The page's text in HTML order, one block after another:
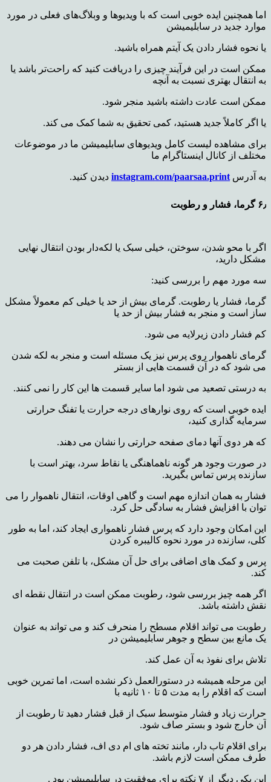
اما همچنین ایده خوبی است که با ویدیوها و وبلاگ‌های فعلی در مورد
موارد جدید در سابلیمیشن
یا نحوه فشار دادن یک آیتم همراه باشید.
ممکن است در این فرآیند چیزی را دریافت کنید که راحت‌تر باشد یا
به انتقال بهتری نسبت به آنچه
ممکن است عادت داشته باشید منجر شود.
یا اگر کاملاً جدید هستید، کمی تحقیق به شما کمک می کند.
برای مشاهده لیست کامل ویدیوهای سابلیمیشن ما در موضوعات
مختلف از کانال اینستاگرام ما
به آدرس instagram.com/paarsaa.print دیدن کنید.
۶٫ گرما، فشار و رطوبت
اگر با محو شدن، سوختن، خیلی سبک یا لکه‌دار بودن انتقال نهایی
مشکل دارید،
سه مورد مهم را بررسی کنید:
گرما، فشار یا رطوبت. گرمای بیش از حد یا خیلی کم معمولاً مشکل
ساز است و منجر به فشار بیش از حد یا
کم فشار دادن زیرلایه می شود.
گرمای ناهموار روی پرس نیز یک مسئله است و منجر به لکه شدن
می شود که در آن قسمت هایی از بستر
به درستی تصعید می شود اما سایر قسمت ها این کار را نمی کنند.
ایده خوبی است که روی نوارهای درجه حرارت یا تفنگ حرارتی
سرمایه گذاری کنید،
که هر دوی آنها دمای صفحه حرارتی را نشان می دهند.
در صورت وجود هر گونه ناهماهنگی یا نقاط سرد، بهتر است با
سازنده پرس تماس بگیرید.
فشار به همان اندازه مهم است و گاهی اوقات، انتقال ناهموار را می
توان با افزایش فشار به سادگی حل کرد.
این امکان وجود دارد که پرس فشار ناهمواری ایجاد کند، اما به طور
کلی، سازنده در مورد نحوه کالیبره کردن
پرس و کمک های اضافی برای حل آن مشکل، با تلفن صحبت می
کند.
اگر همه چیز بررسی شود، رطوبت ممکن است در انتقال نقطه ای
نقش داشته باشد.
رطوبت می تواند اقلام مسطح را منحرف کند و می تواند به عنوان
یک مانع بین سطح و جوهر سابلیمیشن در
تلاش برای نفوذ به آن عمل کند.
این مرحله همیشه در دستورالعمل ذکر نشده است، اما تمرین خوبی
است که اقلام را به مدت ۵ تا ۱۰ ثانیه با
حرارت زیاد و فشار متوسط ​​سبک از قبل فشار دهید تا رطوبت از
آن خارج شود و بستر صاف شود.
برای اقلام تاب دار، مانند تخته های ام دی اف، فشار دادن هر دو
طرف ممکن است لازم باشد.
این یکی دیگر از ۷ نکته برای موفقیت در سابلیمیشن بود .